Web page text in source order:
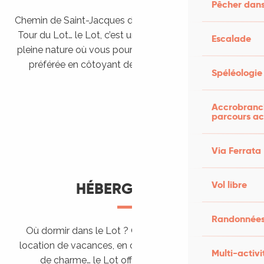
Pêcher
Escalade
Spéléologie
parcours
Via Ferrata
Vol libre
Multi-
Chemin de Saint-Jacques de Compostelle, Véloroutes,
Tour du Lot… le Lot, c’est une véritable destination de
pleine nature où vous pourrez pratiquer votre activité
préférée en côtoyant des paysages grandioses.
HÉBERGEMENTS
Où dormir dans le Lot ? Chez l’habitant, dans une
location de vacances, en camping, ou dans un hôtel
de charme… le Lot offre des hébergements